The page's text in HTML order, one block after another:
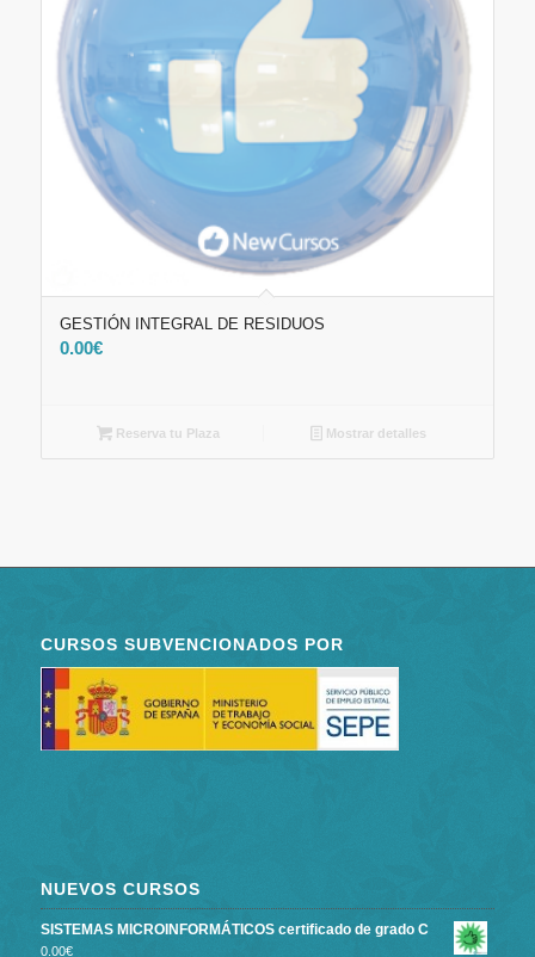
GESTIÓN INTEGRAL DE RESIDUOS
0.00€
Reserva tu Plaza Mostrar detalles
CURSOS SUBVENCIONADOS POR
NUEVOS CURSOS
SISTEMAS MICROINFORMÁTICOS certificado de grado C
0.00€